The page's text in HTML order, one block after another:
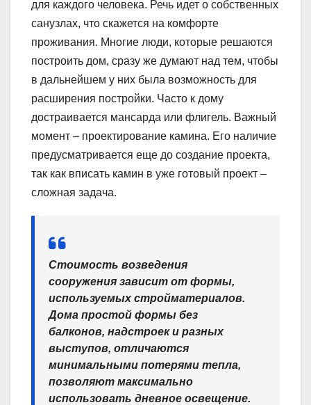
для каждого человека. Речь идет о собственных
санузлах, что скажется на комфорте
проживания. Многие люди, которые решаются
построить дом, сразу же думают над тем, чтобы
в дальнейшем у них была возможность для
расширения постройки. Часто к дому
достраивается мансарда или флигель. Важный
момент – проектирование камина. Его наличие
предусматривается еще до создание проекта,
так как вписать камин в уже готовый проект –
сложная задача.
Стоимость возведения
сооружения зависит от формы,
используемых стройматериалов.
Дома простой формы без
балконов, надстроек и разных
выступов, отличаются
минимальными потерями тепла,
позволяют максимально
использовать дневное освещение.